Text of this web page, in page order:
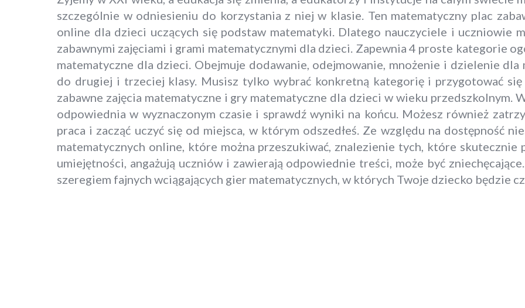
szczególnie w odniesieniu do korzystania z niej w klasie. Ten matematyczny plac
online dla dzieci uczących się podstaw matematyki. Dlatego nauczyciele i uczniowie
zabawnymi zajęciami i grami matematycznymi dla dzieci. Zapewnia 4 proste kategorie
matematyczne dla dzieci. Obejmuje dodawanie, odejmowanie, mnożenie i dzielenie
do drugiej i trzeciej klasy. Musisz tylko wybrać konkretną kategorię i przygotować się
zabawne zajęcia matematyczne i gry matematyczne dla dzieci w wieku przedszkolnym.
odpowiednia w wyznaczonym czasie i sprawdź wyniki na końcu. Możesz również
praca i zacząć uczyć się od miejsca, w którym odszedłeś. Ze względu na dostępność
matematycznych online, które można przeszukiwać, znalezienie tych, które skutecznie
umiejętności, angażują uczniów i zawierają odpowiednie treści, może być
szeregiem fajnych wciągających gier matematycznych, w których Twoje dziecko będzie